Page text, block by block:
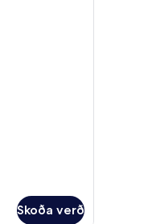
Skoða verð